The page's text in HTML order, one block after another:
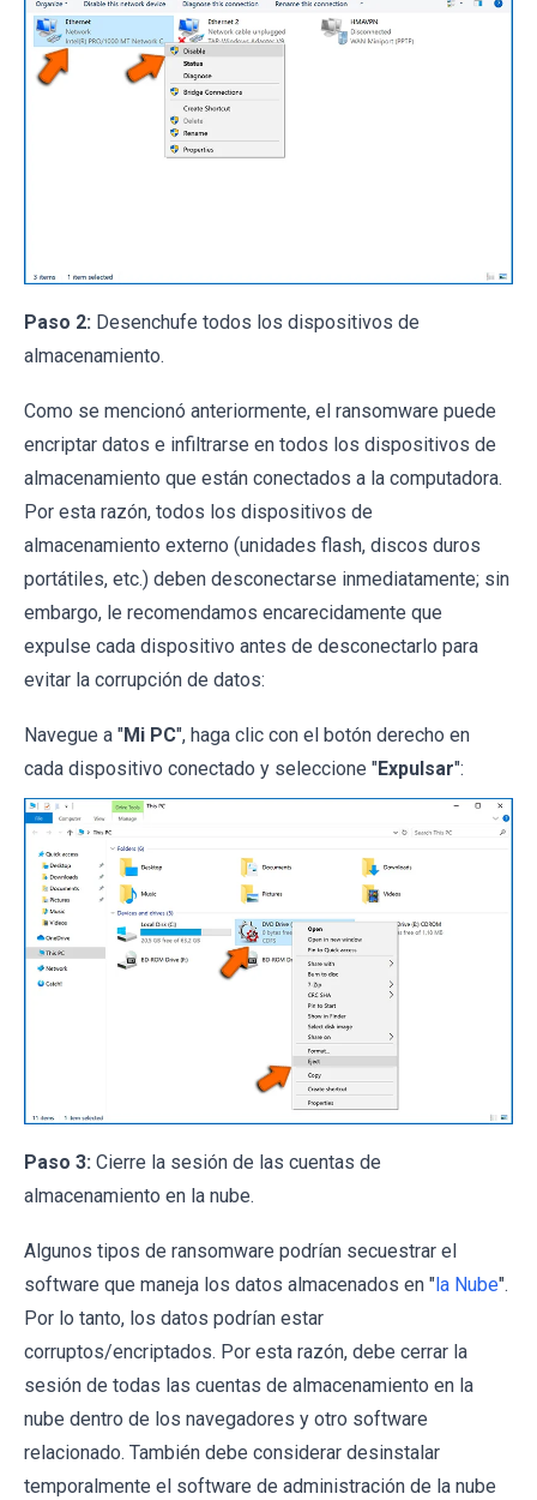
Paso 2: Desenchufe todos los dispositivos de
almacenamiento.
Como se mencionó anteriormente, el ransomware puede
encriptar datos e infiltrarse en todos los dispositivos de
almacenamiento que están conectados a la computadora.
Por esta razón, todos los dispositivos de
almacenamiento externo (unidades flash, discos duros
portátiles, etc.) deben desconectarse inmediatamente; sin
embargo, le recomendamos encarecidamente que
expulse cada dispositivo antes de desconectarlo para
evitar la corrupción de datos:
Navegue a "Mi PC", haga clic con el botón derecho en
cada dispositivo conectado y seleccione "Expulsar":
Paso 3: Cierre la sesión de las cuentas de
almacenamiento en la nube.
Algunos tipos de ransomware podrían secuestrar el
software que maneja los datos almacenados en " la Nube".
Por lo tanto, los datos podrían estar
corruptos/encriptados. Por esta razón, debe cerrar la
sesión de todas las cuentas de almacenamiento en la
nube dentro de los navegadores y otro software
relacionado. También debe considerar desinstalar
temporalmente el software de administración de la nube